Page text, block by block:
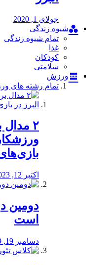
جولای 1, 2020
شیوه زندگی
تمام شیوه زندگی
غذا
کودکان
سلامتی
ورزش
تمام رشته های
اکتبر 12, 2023
دومین
است
دسامبر 19, 2019